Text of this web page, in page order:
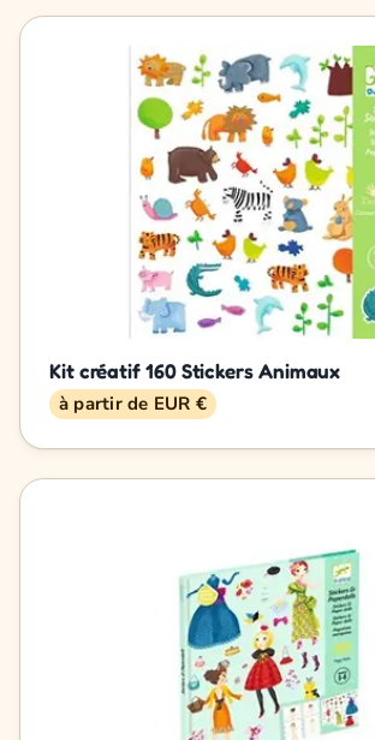
Kit créatif 160 Stickers Animaux
à partir de EUR €